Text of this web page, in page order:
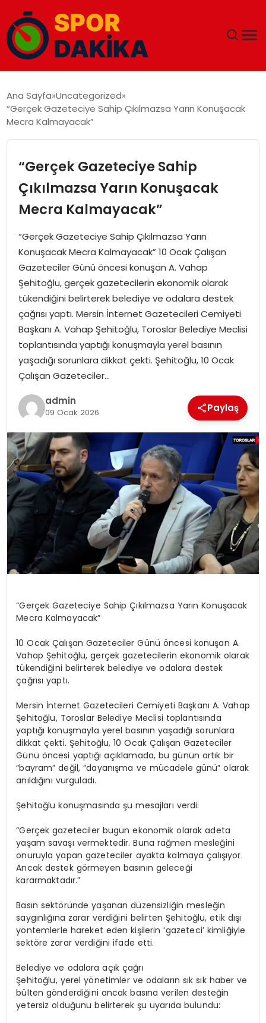
GÜNDEM
EKONOMI
MAGAZIN
SAĞLIK
SIYASET
SPOR
TEKNOLOJI
YAŞAM
Ana Sayfa Uncategorized
“Gerçek Gazeteciye Sahip Çıkılmazsa Yarın Konuşacak
Mecra Kalmayacak”
“Gerçek Gazeteciye Sahip
Çıkılmazsa Yarın Konuşacak
Mecra Kalmayacak”
“Gerçek Gazeteciye Sahip Çıkılmazsa Yarın
Konuşacak Mecra Kalmayacak” 10 Ocak Çalışan
Gazeteciler Günü öncesi konuşan A. Vahap
Şehitoğlu, gerçek gazetecilerin ekonomik olarak
tükendiğini belirterek belediye ve odalara destek
çağrısı yaptı. Mersin İnternet Gazetecileri Cemiyeti
Başkanı A. Vahap Şehitoğlu, Toroslar Belediye Meclisi
toplantısında yaptığı konuşmayla yerel basının
yaşadığı sorunlara dikkat çekti. Şehitoğlu, 10 Ocak
Çalışan Gazeteciler…
admin
09 Ocak 2026 Paylaş
“Gerçek Gazeteciye Sahip Çıkılmazsa Yarın Konuşacak
Mecra Kalmayacak”
10 Ocak Çalışan Gazeteciler Günü öncesi konuşan A.
Vahap Şehitoğlu, gerçek gazetecilerin ekonomik olarak
tükendiğini belirterek belediye ve odalara destek
çağrısı yaptı.
Mersin İnternet Gazetecileri Cemiyeti Başkanı A. Vahap
Şehitoğlu, Toroslar Belediye Meclisi toplantısında
yaptığı konuşmayla yerel basının yaşadığı sorunlara
dikkat çekti. Şehitoğlu, 10 Ocak Çalışan Gazeteciler
Günü öncesi yaptığı açıklamada, bu günün artık bir
“bayram” değil, “dayanışma ve mücadele günü” olarak
anıldığını vurguladı.
Şehitoğlu konuşmasında şu mesajları verdi:
“Gerçek gazeteciler bugün ekonomik olarak adeta
yaşam savaşı vermektedir. Buna rağmen mesleğini
onuruyla yapan gazeteciler ayakta kalmaya çalışıyor.
Ancak destek görmeyen basının geleceği
kararmaktadır.”
Basın sektöründe yaşanan düzensizliğin mesleğin
saygınlığına zarar verdiğini belirten Şehitoğlu, etik dışı
yöntemlerle hareket eden kişilerin ‘gazeteci’ kimliğiyle
sektöre zarar verdiğini ifade etti.
Belediye ve odalara açık çağrı
Şehitoğlu, yerel yönetimler ve odaların sık sık haber ve
bülten gönderdiğini ancak basına verilen desteğin
yetersiz olduğunu belirterek şu uyarıda bulundu: